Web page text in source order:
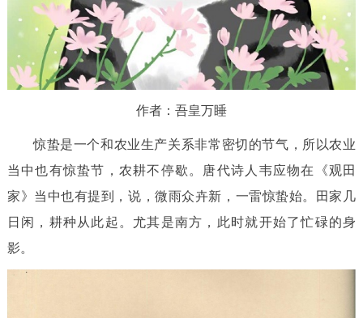
作者：吾皇万睡
惊蛰是一个和农业生产关系非常密切的节气，所以农业
当中也有惊蛰节，农耕不停歇。唐代诗人韦应物在《观田
家》当中也有提到，说，微雨众卉新，一雷惊蛰始。田家几
日闲，耕种从此起。尤其是南方，此时就开始了忙碌的身
影。